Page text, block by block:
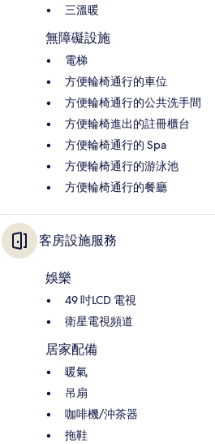
三溫暖
無障礙設施
電梯
方便輪椅通行的車位
方便輪椅通行的公共洗手間
方便輪椅進出的註冊櫃台
方便輪椅通行的 Spa
方便輪椅通行的游泳池
方便輪椅通行的餐廳
客房設施服務
娛樂
49 吋LCD 電視
衛星電視頻道
居家配備
暖氣
吊扇
咖啡機/沖茶器
拖鞋